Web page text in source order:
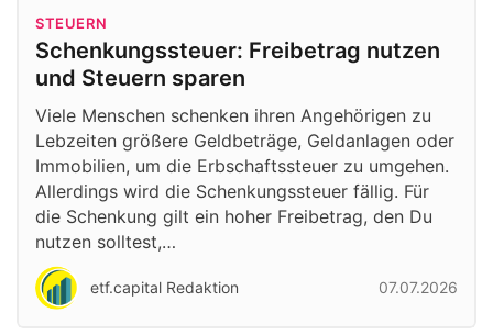
STEUERN
Schenkungssteuer: Freibetrag nutzen
und Steuern sparen
Viele Menschen schenken ihren Angehörigen zu
Lebzeiten größere Geldbeträge, Geldanlagen oder
Immobilien, um die Erbschaftssteuer zu umgehen.
Allerdings wird die Schenkungssteuer fällig. Für
die Schenkung gilt ein hoher Freibetrag, den Du
nutzen solltest,…
etf.capital Redaktion 07.07.2026